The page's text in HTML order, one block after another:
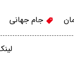
جام جهانی